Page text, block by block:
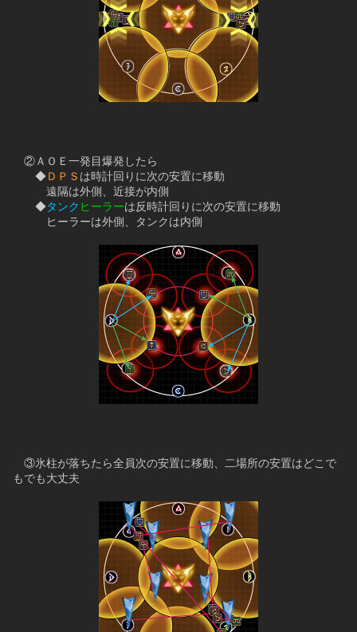
②ＡＯＥ一発目爆発したら
◆ＤＰＳ は時計回りに次の安置に移動
遠隔は外側、近接が内側
◆タンク ヒーラーは反時計回りに次の安置に移動
ヒーラーは外側、タンクは内側
③氷柱が落ちたら全員次の安置に移動、二場所の安置はどこで
もでも大丈夫